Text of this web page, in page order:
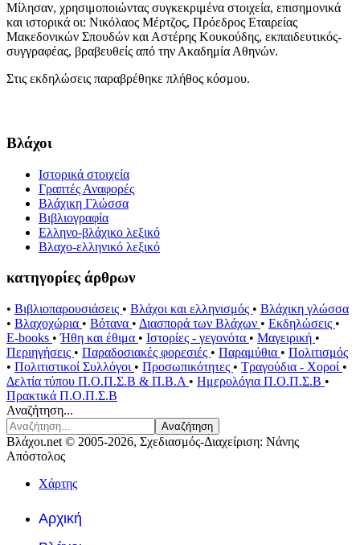
Μίλησαν, χρησιμοποιώντας συγκεκριμένα στοιχεία, επισημονικά
και ιστορικά οι: Νικόλαος Μέρτζος, Πρόεδρος Εταιρείας
Μακεδονικών Σπουδών και Αστέρης Κουκούδης, εκπαιδευτικός-
συγγραφέας, βραβευθείς από την Ακαδημία Αθηνών.
Στις εκδηλώσεις παραβρέθηκε πλήθος κόσμου.
Βλάχοι
Ιστορικά στοιχεία
Γραπτές Αναφορές
Βλάχικη Γλώσσα
Βιβλιογραφία
Ελληνο-βλάχικο λεξικό
Βλαχο-ελληνικό λεξικό
κατηγορίες άρθρων
• Βιβλιοπαρουσιάσεις • Βλάχοι και ελληνισμός • Βλάχικη γλώσσα
• Βλαχοχώρια • Βότανα • Διασπορά των Βλάχων • Εκδηλώσεις •
E-books •Ήθη και έθιμα • Ιστορίες - γεγονότα • Μαγειρική •
Περιηγήσεις • Παραδοσιακές φορεσιές • Παραμύθια • Πολιτισμός
• Πολιτιστικοί Συλλόγοι • Προσωπικότητες • Τραγούδια - Χοροί •
Δελτία τύπου Π.Ο.Π.Σ.Β & Π.Β.Α • Ημερολόγια Π.Ο.Π.Σ.Β •
Πρακτικά Π.Ο.Π.Σ.Β
Αναζήτηση...
Αναζήτηση
Βλάχοι.net © 2005-2026, Σχεδιασμός-Διαχείριση: Νάνης
Απόστολος
Χάρτης
Αρχική